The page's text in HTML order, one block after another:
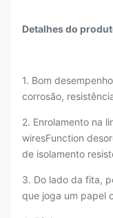
Detalhes do
1. Bom
corrosão,
2. Enrolamento na
wiresFunction
de isolamento
3. Do lado da fita,
que joga um papel